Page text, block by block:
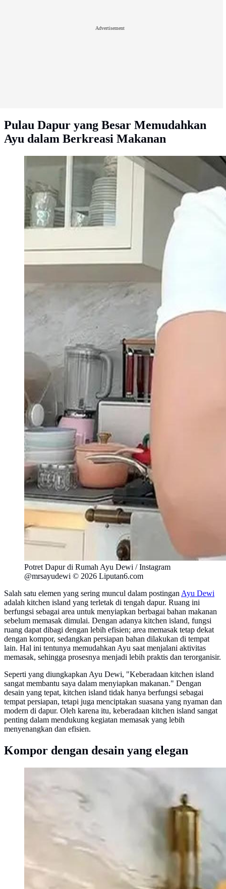
Advertisement
Pulau Dapur yang Besar Memudahkan
Ayu dalam Berkreasi Makanan
Potret Dapur di Rumah Ayu Dewi / Instagram
@mrsayudewi © 2026 Liputan6.com
Salah satu elemen yang sering muncul dalam postingan Ayu Dewi
adalah kitchen island yang terletak di tengah dapur. Ruang ini
berfungsi sebagai area untuk menyiapkan berbagai bahan makanan
sebelum memasak dimulai. Dengan adanya kitchen island, fungsi
ruang dapat dibagi dengan lebih efisien; area memasak tetap dekat
dengan kompor, sedangkan persiapan bahan dilakukan di tempat
lain. Hal ini tentunya memudahkan Ayu saat menjalani aktivitas
memasak, sehingga prosesnya menjadi lebih praktis dan terorganisir.
Seperti yang diungkapkan Ayu Dewi, "Keberadaan kitchen island
sangat membantu saya dalam menyiapkan makanan." Dengan
desain yang tepat, kitchen island tidak hanya berfungsi sebagai
tempat persiapan, tetapi juga menciptakan suasana yang nyaman dan
modern di dapur. Oleh karena itu, keberadaan kitchen island sangat
penting dalam mendukung kegiatan memasak yang lebih
menyenangkan dan efisien.
Kompor dengan desain yang elegan